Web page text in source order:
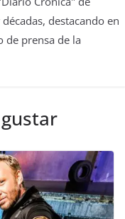
destacando en
de prensa de la